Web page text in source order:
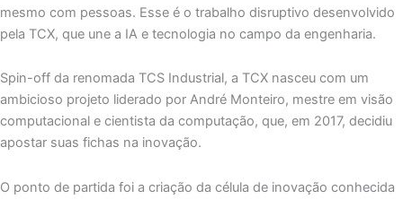
mesmo com pessoas. Esse é o trabalho disruptivo desenvolvido
pela TCX, que une a IA e tecnologia no campo da engenharia.
Spin-off da renomada TCS Industrial, a TCX nasceu com um
ambicioso projeto liderado por André Monteiro, mestre em visão
computacional e cientista da computação, que, em 2017, decidiu
apostar suas fichas na inovação.
O ponto de partida foi a criação da célula de inovação conhecida